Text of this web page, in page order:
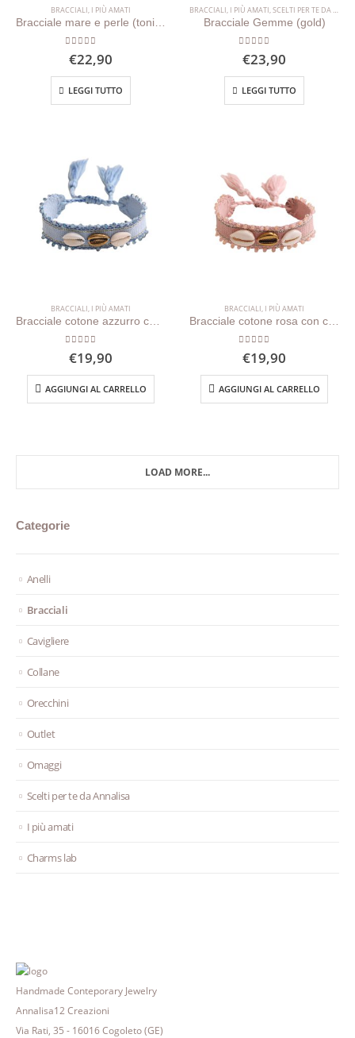
BRACCIALI, I PIÙ AMATI
Bracciale mare e perle (toni azzurro)
out of 5
€22,90
LEGGI TUTTO
BRACCIALI, I PIÙ AMATI,SCELTI PER TE DA ANNALISA
Bracciale Gemme (gold)
out of 5
€23,90
LEGGI TUTTO
BRACCIALI, I PIÙ AMATI
out of 5
€19,90
AGGIUNGI AL CARRELLO
BRACCIALI, I PIÙ AMATI
out of 5
€19,90
AGGIUNGI AL CARRELLO
LOAD MORE...
Categorie
Anelli
Bracciali
Cavigliere
Collane
Orecchini
Outlet
Omaggi
Scelti per te da Annalisa
I più amati
Charms lab
Handmade Conteporary Jewelry
Annalisa12 Creazioni
Via Rati, 35 - 16016 Cogoleto (GE)